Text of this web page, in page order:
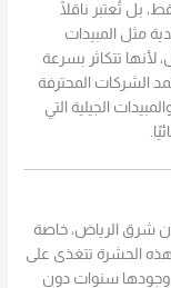
بل تُعتبر ناقلًا
مثل المبيدات
لأنها تتكاثر بسرعة
الشركات المحترفة
الجيلية التي
شرق الرياض، خاصة
هذه الحشرة تتغذى على
وجودها سنوات دون